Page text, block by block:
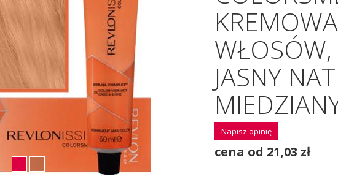
JASNY
Napisz opinię
cena od 21,03 zł